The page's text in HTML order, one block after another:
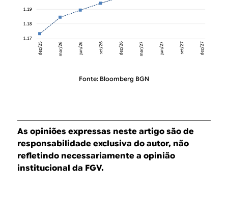
Fonte: Bloomberg BGN
As opiniões expressas neste artigo são de
responsabilidade exclusiva do autor, não
refletindo necessariamente a opinião
institucional da FGV.